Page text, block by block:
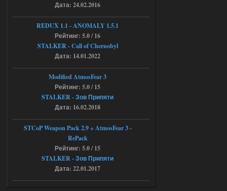
Объединенный Пак 2 + OGSR +
STCoP WP 3.4
andreyforest1993
там есть опция расшириные
анимации нпс, я поставил
галочку но толку ноль, ни каких
анимаций нет, может это что-то другое,
не известно, больше нет ни каких таких
кнопок по поводу анимаций
Последний рассвет - Эпизод 1
Stalker-Mods-Clan-su
Доступно только для пользователей
Дата: 24.02.2016
REDUX 1.1​​​​​​​ - ANOMALY 1.5.1
Рейтинг: 5.0 / 16
STALKER - Call of Chernobyl
Дата: 14.01.2022
Modified AtmosFear 3
Рейтинг: 5.0 / 15
STALKER - Зов Припяти
Дата: 16.02.2018
STCoP Weapon Pack 2.9 + AtmosFear 3 -
RePack
Рейтинг: 5.0 / 15
STALKER - Зов Припяти
Дата: 22.01.2017